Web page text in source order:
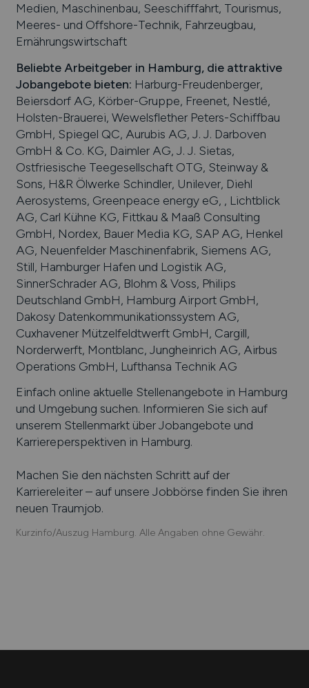
Medien, Maschinenbau, Seeschifffahrt, Tourismus,
Meeres- und Offshore-Technik, Fahrzeugbau,
Ernährungswirtschaft
Beliebte Arbeitgeber in Hamburg, die attraktive
Jobangebote bieten: Harburg-Freudenberger,
Beiersdorf AG, Körber-Gruppe, Freenet, Nestlé,
Holsten-Brauerei, Wewelsflether Peters-Schiffbau
GmbH, Spiegel QC, Aurubis AG, J. J. Darboven
GmbH & Co. KG, Daimler AG, J. J. Sietas,
Ostfriesische Teegesellschaft OTG, Steinway &
Sons, H&R Ölwerke Schindler, Unilever, Diehl
Aerosystems, Greenpeace energy eG, , Lichtblick
AG, Carl Kühne KG, Fittkau & Maaß Consulting
GmbH, Nordex, Bauer Media KG, SAP AG, Henkel
AG, Neuenfelder Maschinenfabrik, Siemens AG,
Still, Hamburger Hafen und Logistik AG,
SinnerSchrader AG, Blohm & Voss, Philips
Deutschland GmbH, Hamburg Airport GmbH,
Dakosy Datenkommunikationssystem AG,
Cuxhavener Mützelfeldtwerft GmbH, Cargill,
Norderwerft, Montblanc, Jungheinrich AG, Airbus
Operations GmbH, Lufthansa Technik AG
Einfach online aktuelle Stellenangebote in Hamburg
und Umgebung suchen. Informieren Sie sich auf
unserem Stellenmarkt über Jobangebote und
Karriereperspektiven in Hamburg.
Machen Sie den nächsten Schritt auf der
Karriereleiter – auf unsere Jobbörse finden Sie ihren
neuen Traumjob.
Kurzinfo/Auszug Hamburg. Alle Angaben ohne Gewähr.